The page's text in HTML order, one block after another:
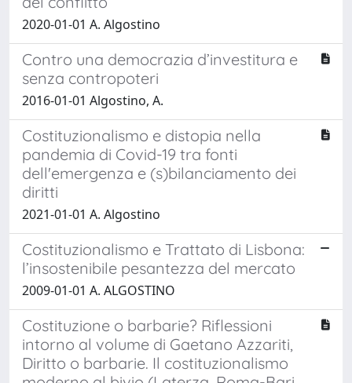
2020-01-01 A. Algostino
Contro una democrazia d’investitura e
senza contropoteri
2016-01-01 Algostino, A.
Costituzionalismo e distopia nella
pandemia di Covid-19 tra fonti
dell'emergenza e (s)bilanciamento dei
diritti
2021-01-01 A. Algostino
Costituzionalismo e Trattato di Lisbona:
l’insostenibile pesantezza del mercato
2009-01-01 A. ALGOSTINO
Costituzione o barbarie? Riflessioni
intorno al volume di Gaetano Azzariti,
Diritto o barbarie. Il costituzionalismo